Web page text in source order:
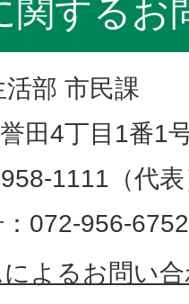
関するお
部 市民課
田4丁目1番1
1111（代
072-956-6752
よるお問い